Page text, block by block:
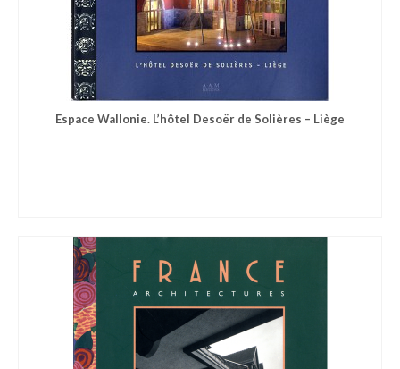
Espace Wallonie. L’hôtel Desoër de Solières – Liège